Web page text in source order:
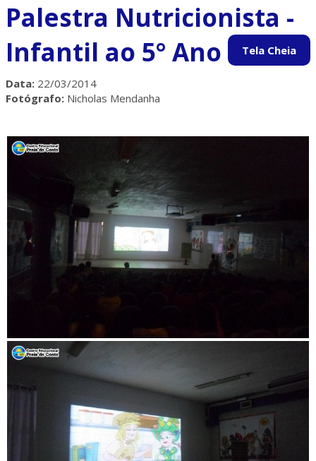
Palestra Nutricionista -
Infantil ao 5° Ano
Data: 22/03/2014
Fotógrafo: Nicholas Mendanha